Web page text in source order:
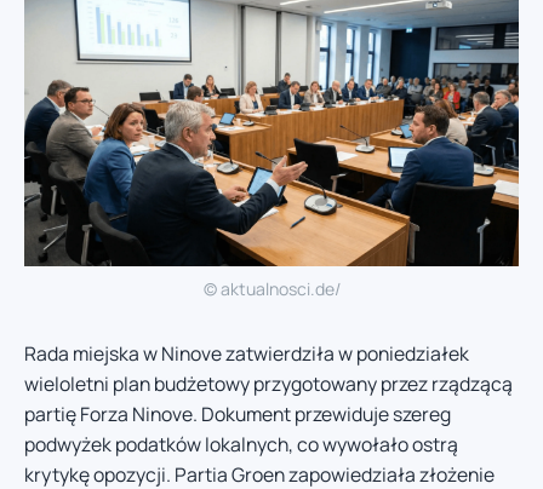
© aktualnosci.de/
Rada miejska w Ninove zatwierdziła w poniedziałek
wieloletni plan budżetowy przygotowany przez rządzącą
partię Forza Ninove. Dokument przewiduje szereg
podwyżek podatków lokalnych, co wywołało ostrą
krytykę opozycji. Partia Groen zapowiedziała złożenie